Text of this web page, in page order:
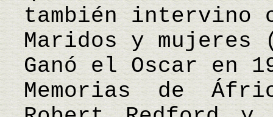
también intervino
Maridos y mujeres
Ganó el Oscar en
Memorias de